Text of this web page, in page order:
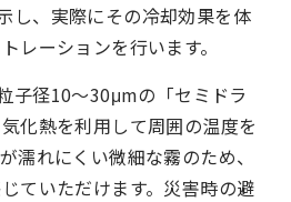
し、実際にその冷却効果を体
レーションを行います。
子径10～30μmの「セミドラ
化熱を利用して周囲の温度を
濡れにくい微細な霧のため、
ていただけます。災害時の避